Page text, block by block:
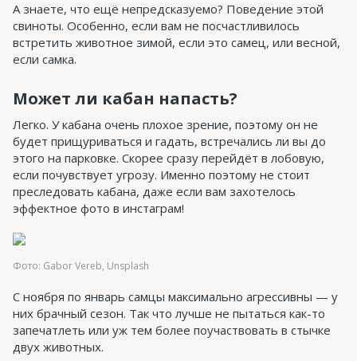
А знаете, что ещё непредсказуемо? Поведение этой
свиноты. Особенно, если вам не посчастливилось
встретить животное зимой, если это самец, или весной,
если самка.
Может ли кабан напасть?
Легко. У кабана очень плохое зрение, поэтому он не
будет прищуриваться и гадать, встречались ли вы до
этого на парковке. Скорее сразу перейдёт в лобовую,
если почувствует угрозу. Именно поэтому не стоит
преследовать кабана, даже если вам захотелось
эффектное фото в инстаграм!
Фото: Gabor Vereb, Unsplash
С ноября по январь самцы максимально агрессивны — у
них брачный сезон. Так что лучше не пытаться как-то
запечатлеть или уж тем более поучаствовать в стычке
двух животных.